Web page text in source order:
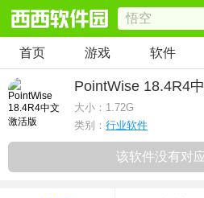
首页 游戏 软件
PointWise 18.4R4
大小： 1.72G
类别： 行业软件
该软件没有对